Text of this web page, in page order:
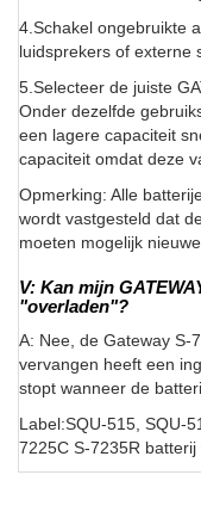
4.Schakel ongebruikte
luidsprekers of externe
5.Selecteer de juiste
Onder dezelfde
een lagere capaciteit
capaciteit omdat deze
Opmerking: Alle
wordt vastgesteld dat
moeten mogelijk
V: Kan mijn
"overladen"?
A: Nee, de Gateway S-
vervangen heeft een
stopt wanneer de
Label:SQU-515, SQU-
7225C S-7235R